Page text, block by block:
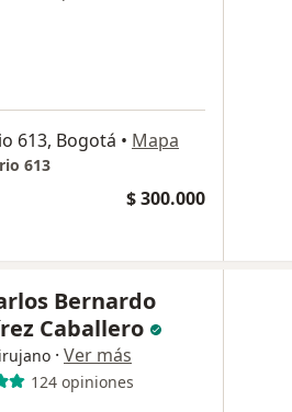
613, Bogotá • Mapa
613
$ 300.000
Bernardo
Caballero
· Ver más
124 opiniones